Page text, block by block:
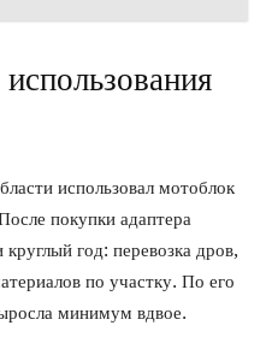
использовал мотоблок
покупки адаптера
год: перевозка дров,
по участку. По его
минимум вдвое.